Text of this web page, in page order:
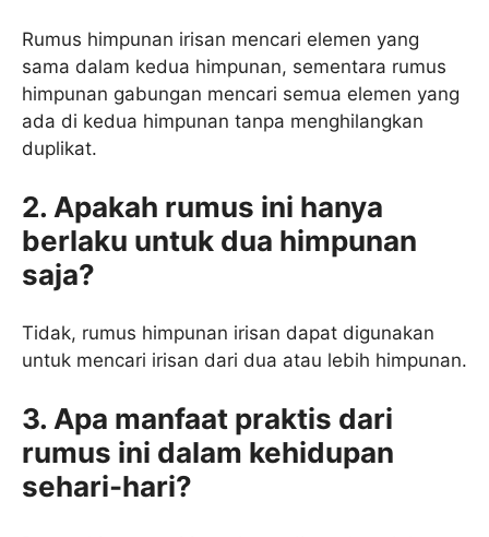
Rumus himpunan irisan mencari elemen yang
sama dalam kedua himpunan, sementara rumus
himpunan gabungan mencari semua elemen yang
ada di kedua himpunan tanpa menghilangkan
duplikat.
2. Apakah rumus ini hanya
berlaku untuk dua himpunan
saja?
Tidak, rumus himpunan irisan dapat digunakan
untuk mencari irisan dari dua atau lebih himpunan.
3. Apa manfaat praktis dari
rumus ini dalam kehidupan
sehari-hari?